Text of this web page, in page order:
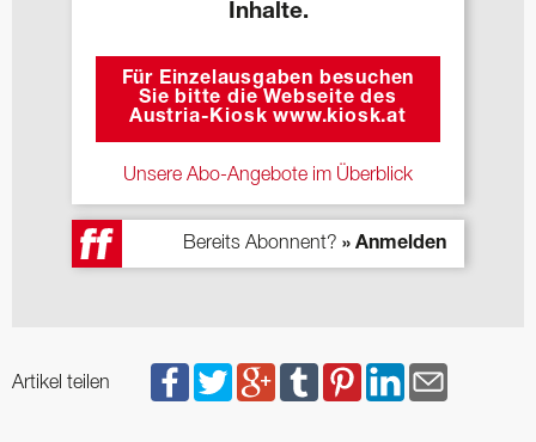
Inhalte.
Für Einzelausgaben besuchen
Sie bitte die Webseite des
Austria-Kiosk www.kiosk.at
Unsere Abo-Angebote im Überblick
Bereits Abonnent? » Anmelden
Artikel teilen